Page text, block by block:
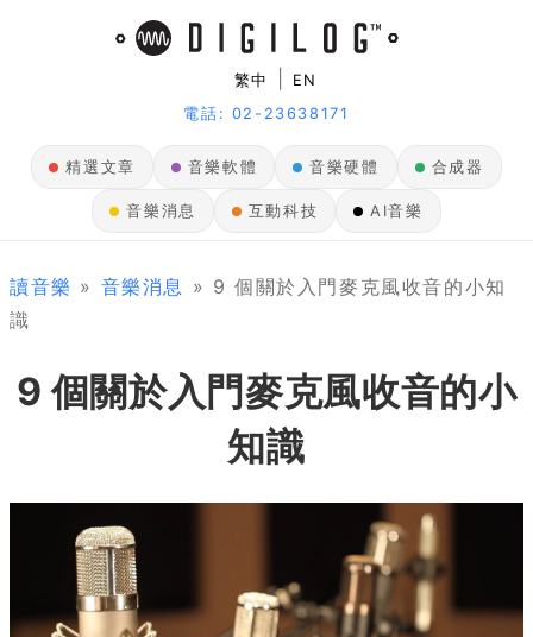
繁中
EN
電話: 02-23638171
精選文章 音樂軟體 音樂硬體 合成器
音樂消息 互動科技 AI音樂
讀音樂 » 音樂消息 » 9 個關於入門麥克風收音的小知
識
9 個關於入門麥克風收音的小
知識